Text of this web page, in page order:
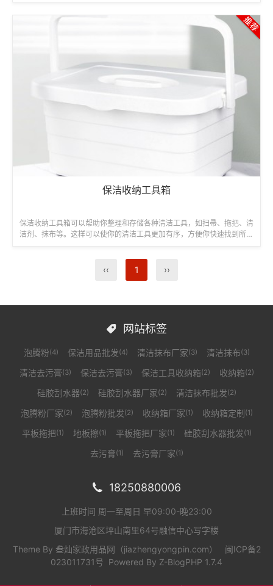
保洁收纳工具箱
保洁收纳工具箱可以帮助你整理和存储各种清洁工具，如扫帚、拖把、清
洁剂、抹布等。这样可以使你的清洁工具更加有序，方便你快速找到所需
‹‹ 1 ››
 网站标签
泡腾粉(4) 保洁用品批发(4) 清洁抹布厂家(3) 清洁抹布(3)
清洁去污膏(3) 保洁去污膏(3) 保洁工具收纳箱(2) 收纳箱(2)
硅胶刮水器(2) 硅胶刮水器厂家(2) 清洁抹布批发(2)
泡腾粉厂家(2) 泡腾粉批发(2) 收纳箱厂家(1) 收纳箱定制 (1)
平板拖把(1) 地板擦(1) 平板拖把厂家(1) 硅胶刮水器批发(1)
去污膏(1) 去污膏厂家(1)
 18250880006
上班时间 周一至周日 早09:00-晚23:00
厦门市海沧区坪山南里64号融信中心写字楼
Theme By 叁灿家政用品网（jiazhengyongpin.com）
闽ICP备2
023011731号 Powered By Z-BlogPHP 1.7.4